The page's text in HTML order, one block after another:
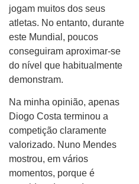
jogam muitos dos seus
atletas. No entanto, durante
este Mundial, poucos
conseguiram aproximar-se
do nível que habitualmente
demonstram.
Na minha opinião, apenas
Diogo Costa terminou a
competição claramente
valorizado. Nuno Mendes
mostrou, em vários
momentos, porque é